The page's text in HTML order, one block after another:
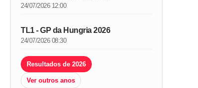
24/07/2026 12:00
TL1 - GP da Hungria 2026
24/07/2026 08:30
Resultados de 2026
Ver outros anos